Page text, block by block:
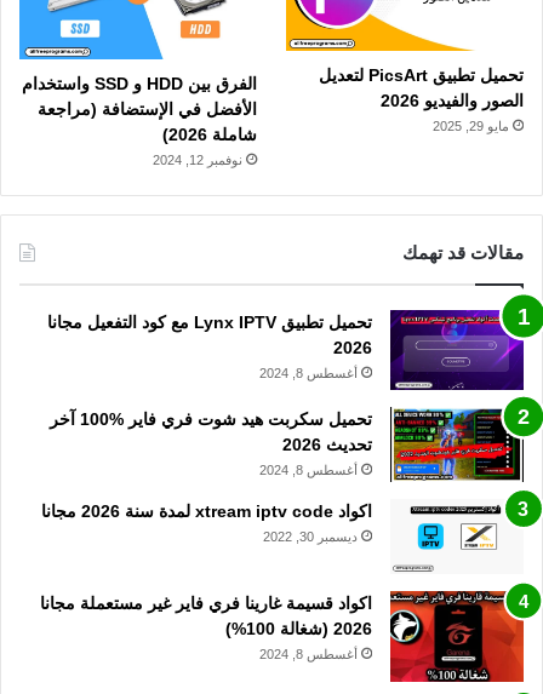
تحميل تطبيق PicsArt لتعديل
الصور والفيديو 2026
مايو 29, 2025
الفرق بين HDD و SSD واستخدام
الأفضل في الإستضافة (مراجعة
شاملة 2026)
نوفمبر 12, 2024
مقالات قد تهمك
تحميل تطبيق Lynx IPTV مع كود التفعيل مجانا
2026
أغسطس 8, 2024
تحميل سكربت هيد شوت فري فاير %100 آخر
تحديث 2026
أغسطس 8, 2024
اكواد xtream iptv code لمدة سنة 2026 مجانا
ديسمبر 30, 2022
اكواد قسيمة غارينا فري فاير غير مستعملة مجانا
2026 (شغالة 100%)
أغسطس 8, 2024